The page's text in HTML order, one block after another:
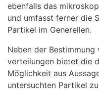
ebenfalls das
und umfasst ferner die
Partikel im Generellen.
Neben der
verteilungen bietet die
Möglichkeit aus
untersuchten Partikel